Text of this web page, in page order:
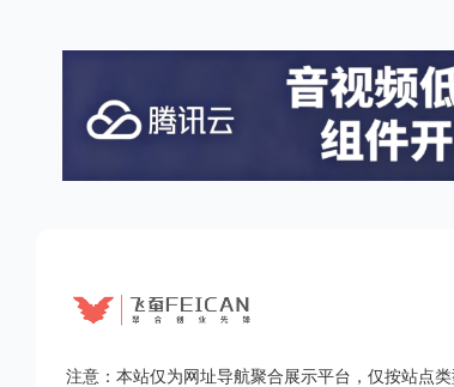
注意：本站仅为网址导航聚合展示平台，仅按站点